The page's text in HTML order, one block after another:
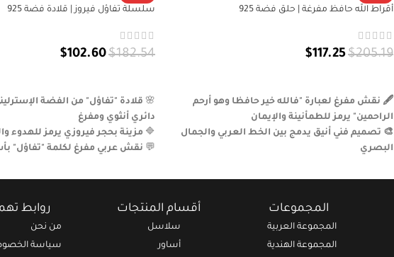
أقراط الله حافظ مفرغة | حلق فضة 925
$205.19
$117.25
🖋️ نقش مفرغ لعبارة "فالله خير حافظا وهو أرحم
الراحمين" يرمز للطمأنينة والإيمان
🎨 تصميم فني أنيق يدمج بين الخط العربي والجمال
البصري
🪙 من فضة إسترلينية 925 مصقولة بتفاصيل احترافية
سلسلة تفاؤل فيروز | قلادة فضة 925
$182.54
$102.60
🌸
دائري أنثوي ومفرغ
🔷 مزينة بحجر فيروزي يرمز للهدوء
💬 نقش عربي مفرغ لكلمة "تفاؤل"
البسيط
المجموعات
المجموعة العربية
المجموعة الهندية
أقسام المنتجات
سلاسل
أساور
روابط
من نحن
سياسة